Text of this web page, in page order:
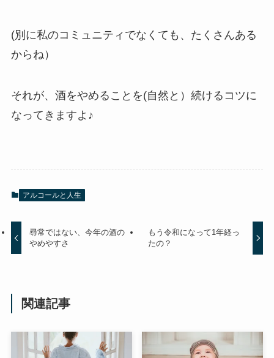
(別に私のコミュニティでなくても、たくさんある
からね）
それが、酒をやめることを(自然と）続けるコツに
なってきますよ♪
アルコールと人生
尋常ではない、今年の酒の
やめやすさ
もう令和になって1年経っ
たの？
関連記事